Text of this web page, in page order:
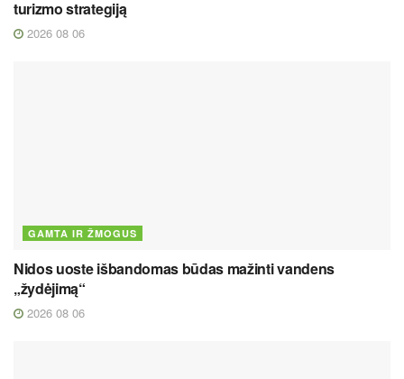
turizmo strategiją
2026 08 06
GAMTA IR ŽMOGUS
Nidos uoste išbandomas būdas mažinti vandens
„žydėjimą“
2026 08 06